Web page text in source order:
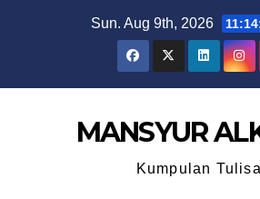
Sun. Aug 9th, 2026
MANSYUR
Kumpulan